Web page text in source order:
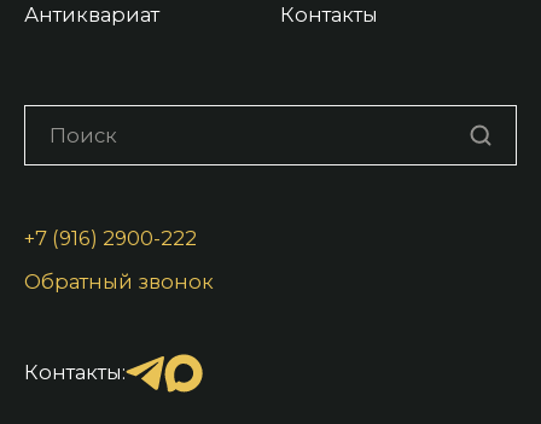
Антиквариат
Контакты
+7 (916) 2900-222
Обратный звонок
Контакты: